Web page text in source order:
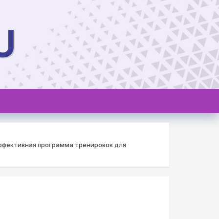
программа тренировок для